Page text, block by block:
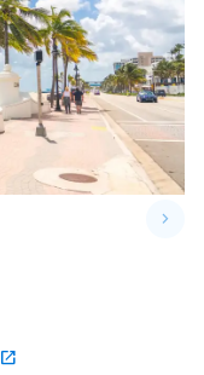
keyboard_arrow_right
open_in_new